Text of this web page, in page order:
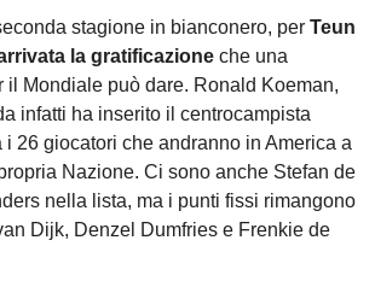
stagione in bianconero, per Teun
la gratificazione che una
il Mondiale può dare. Ronald Koeman,
infatti ha inserito il centrocampista
i 26 giocatori che andranno in America a
Nazione. Ci sono anche Stefan de
nella lista, ma i punti fissi rimangono
Dijk, Denzel Dumfries e Frenkie de